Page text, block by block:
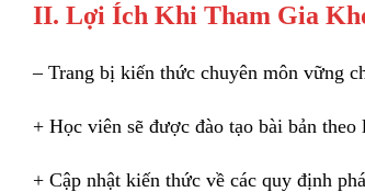
II. Lợi Ích Khi Tham Gia
– Trang bị kiến thức chuyên môn vững
+ Học viên sẽ được đào tạo bài bản
+ Cập nhật kiến thức về các quy định